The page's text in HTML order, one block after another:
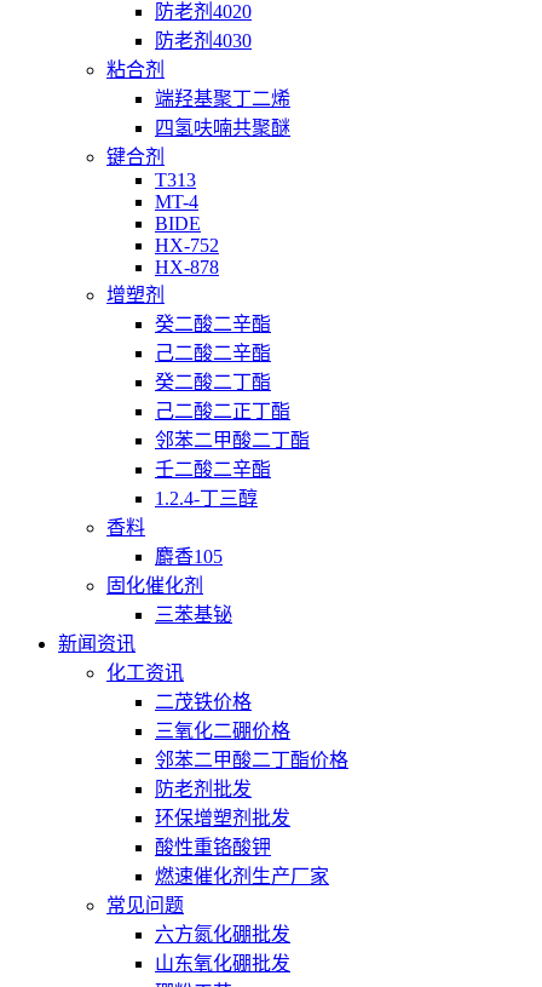
防老剂4020
防老剂4030
粘合剂
端羟基聚丁二烯
四氢呋喃共聚醚
键合剂
T313
MT-4
BIDE
HX-752
HX-878
增塑剂
癸二酸二辛酯
己二酸二辛酯
癸二酸二丁酯
己二酸二正丁酯
邻苯二甲酸二丁酯
壬二酸二辛酯
1.2.4-丁三醇
香料
麝香105
固化催化剂
三苯基铋
新闻资讯
化工资讯
二茂铁价格
三氧化二硼价格
邻苯二甲酸二丁酯价格
防老剂批发
环保增塑剂批发
酸性重铬酸钾
燃速催化剂生产厂家
常见问题
六方氮化硼批发
山东氧化硼批发